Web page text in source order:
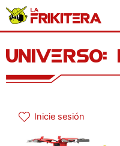
contenido
Universo:
Inicie sesión